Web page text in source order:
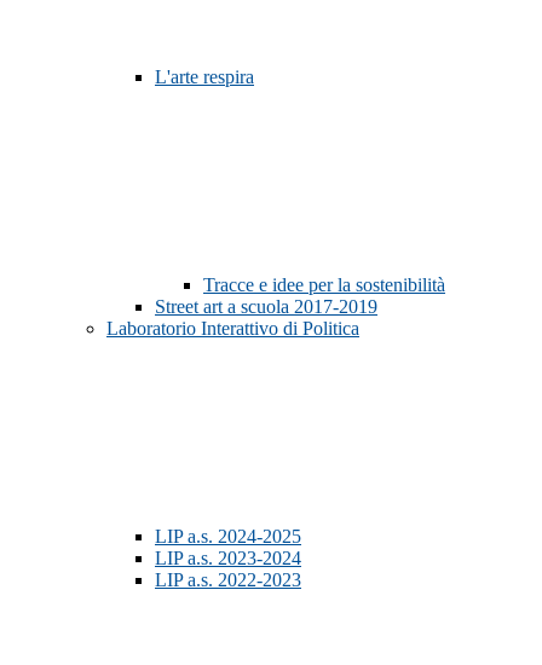
L'arte respira
Tracce e idee per la sostenibilità
Street art a scuola 2017-2019
Laboratorio Interattivo di Politica
LIP a.s. 2024-2025
LIP a.s. 2023-2024
LIP a.s. 2022-2023